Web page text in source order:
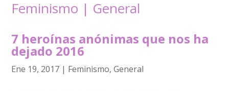
Feminismo | General
7 heroínas anónimas que nos ha
dejado 2016
Ene 19, 2017 | Feminismo,General